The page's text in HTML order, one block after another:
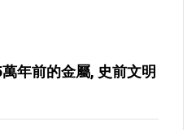
年前的金屬, 史前文明